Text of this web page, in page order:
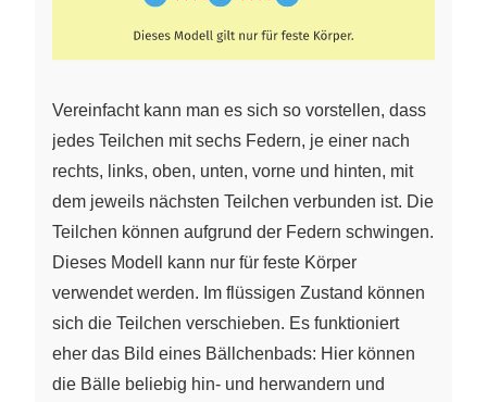
Vereinfacht kann man es sich so vorstellen, dass
jedes Teilchen mit sechs Federn, je einer nach
rechts, links, oben, unten, vorne und hinten, mit
dem jeweils nächsten Teilchen verbunden ist. Die
Teilchen können aufgrund der Federn schwingen.
Dieses Modell kann nur für feste Körper
verwendet werden. Im flüssigen Zustand können
sich die Teilchen verschieben. Es funktioniert
eher das Bild eines Bällchenbads: Hier können
die Bälle beliebig hin- und herwandern und